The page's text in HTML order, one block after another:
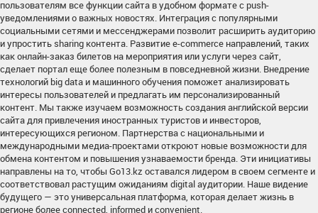
пользователям все функции сайта в удобном формате с push-
уведомлениями о важных новостях. Интеграция с популярными
социальными сетями и мессенджерами позволит расширить аудиторию
и упростить sharing контента. Развитие e-commerce направлений, таких
как онлайн-заказ билетов на мероприятия или услуги через сайт,
сделает портал еще более полезным в повседневной жизни. Внедрение
технологий big data и машинного обучения поможет анализировать
интересы пользователей и предлагать им персонализированный
контент. Мы также изучаем возможность создания английской версии
сайта для привлечения иностранных туристов и инвесторов,
интересующихся регионом. Партнерства с национальными и
международными медиа-проектами откроют новые возможности для
обмена контентом и повышения узнаваемости бренда. Эти инициативы
направлены на то, чтобы Go13.kz оставался лидером в своем сегменте и
соответствовал растущим ожиданиям digital аудитории. Наше видение
будущего — это универсальная платформа, которая делает жизнь в
регионе более connected, informed и convenient.